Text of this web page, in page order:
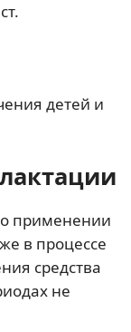
детей и
применении
в процессе
средства
не